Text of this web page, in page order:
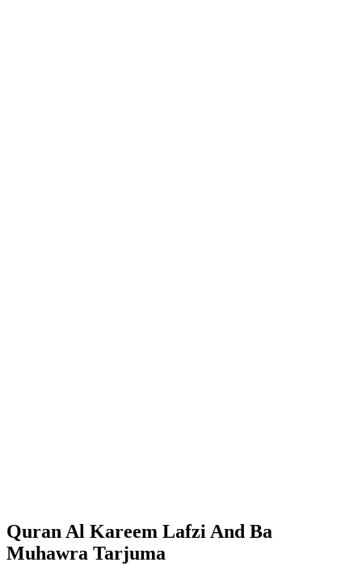
Quran Al Kareem Lafzi And Ba
Muhawra Tarjuma